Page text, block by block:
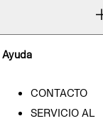
Ayuda
CONTACTO
SERVICIO AL